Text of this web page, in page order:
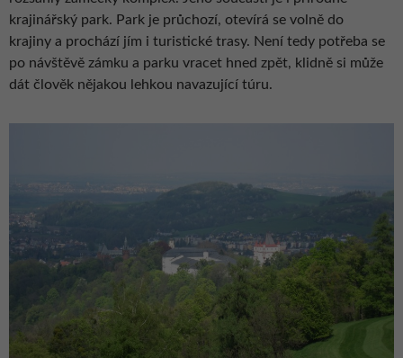
krajinářský park. Park je průchozí, otevírá se volně do
krajiny a prochází jím i turistické trasy. Není tedy potřeba se
po návštěvě zámku a parku vracet hned zpět, klidně si může
dát člověk nějakou lehkou navazující túru.